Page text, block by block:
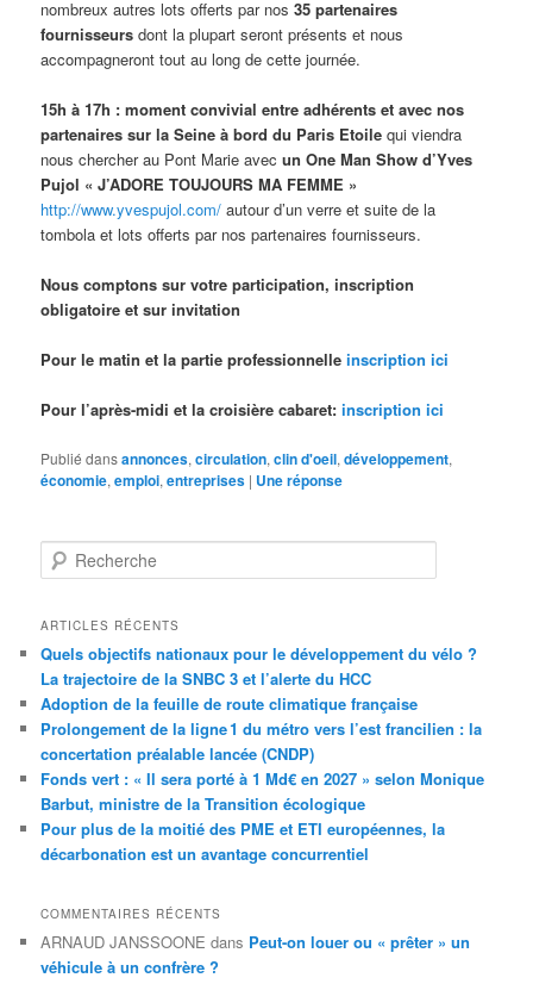
nombreux autres lots offerts par nos35 partenaires
fournisseurs dont la plupart seront présents et nous
accompagneront tout au long de cette journée.
15h à 17h : moment convivial entre adhérents et avec nos
partenaires sur la Seine à bord du Paris Etoile qui viendra
nous chercher au Pont Marie avecun One Man Show d’Yves
Pujol « J’ADORE TOUJOURS MA FEMME »
http://www.yvespujol.com/ autour d’un verre et suite de la
tombola et lots offerts par nos partenaires fournisseurs.
Nous comptons sur votre participation,inscription
obligatoire et sur invitation
Pour le matin et la partie professionnelleinscription ici
Pour l’après-midi et la croisière cabaret:inscription ici
Publié dansannonces,circulation,clin d'oeil,développement,
économie,emploi,entreprises | Uneréponse
e
h
r
c
h
e
ARTICLES RÉCENTS
Quels objectifs nationaux pour le développement du vélo ?
La trajectoire de la SNBC 3 et l’alerte du HCC
Adoption de la feuille de route climatique française
Prolongement de la ligne 1 du métro vers l’est francilien : la
concertation préalable lancée (CNDP)
Fonds vert : « Il sera porté à 1 Md€ en 2027 » selon Monique
Barbut, ministre de la Transition écologique
Pour plus de la moitié des PME et ETI européennes, la
décarbonation est un avantage concurrentiel
COMMENTAIRES RÉCENTS
ARNAUD JANSSOONE dans Peut-on louer ou « prêter » un
véhicule à un confrère ?